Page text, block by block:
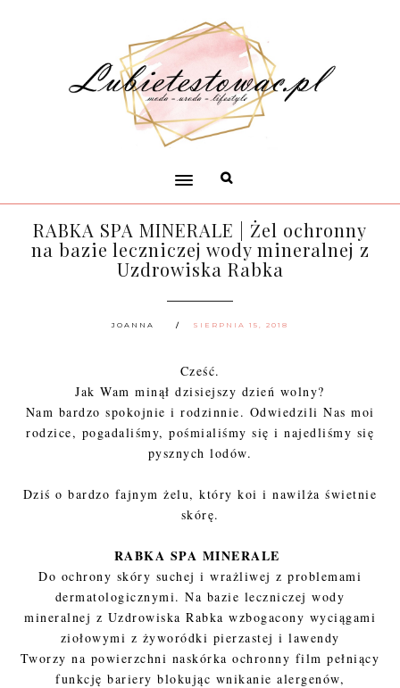
RABKA SPA MINERALE | Żel ochronny
na bazie leczniczej wody mineralnej z
Uzdrowiska Rabka
JOANNA SIERPNIA 15, 2018
Cześć.
Jak Wam minął dzisiejszy dzień wolny?
Nam bardzo spokojnie i rodzinnie. Odwiedzili Nas moi
rodzice, pogadaliśmy, pośmialiśmy się i najedliśmy się
pysznych lodów.
Dziś o bardzo fajnym żelu, który koi i nawilża świetnie
skórę.
RABKA SPA MINERALE
Do ochrony skóry suchej i wrażliwej z problemami
dermatologicznymi. Na bazie leczniczej wody
mineralnej z Uzdrowiska Rabka wzbogacony wyciągami
ziołowymi z żyworódki pierzastej i lawendy
Tworzy na powierzchni naskórka ochronny film pełniący
funkcję bariery blokując wnikanie alergenów,